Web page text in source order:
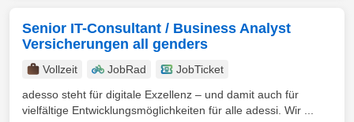
Senior IT-Consultant / Business Analyst
Versicherungen all genders
Vollzeit JobRad
JobTicket
adesso steht für digitale Exzellenz – und damit auch für
vielfältige Entwicklungsmöglichkeiten für alle adessi. Wir ...